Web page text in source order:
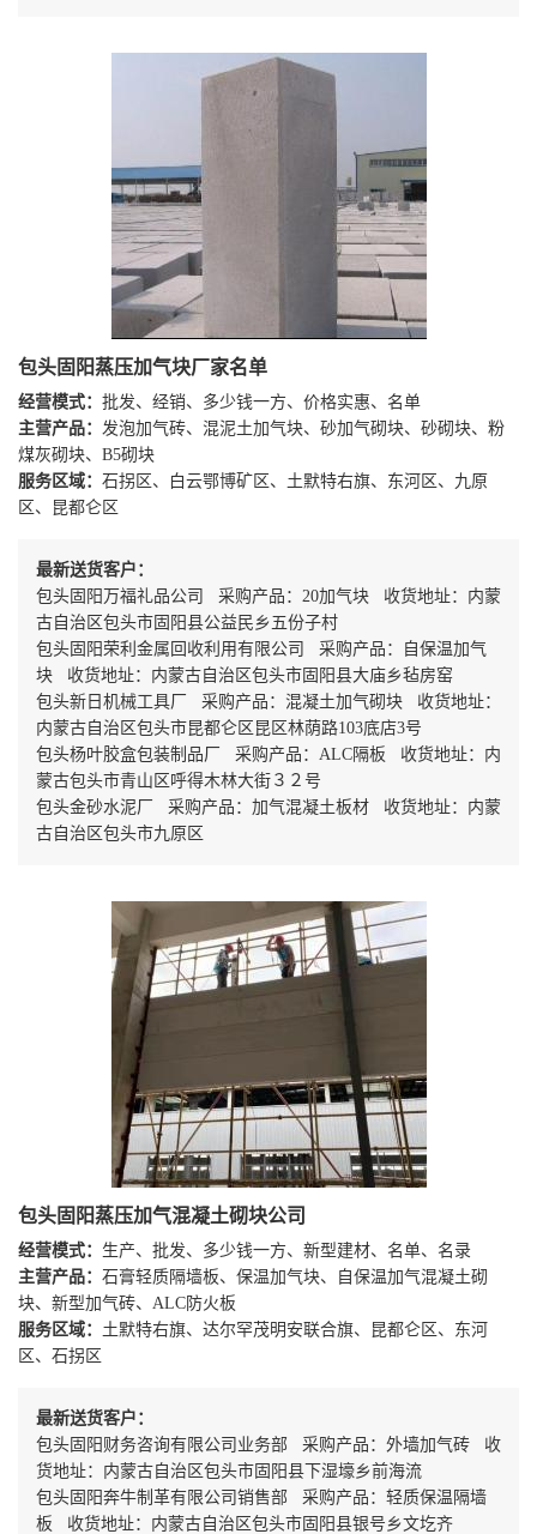
包头固阳蒸压加气块厂家名单
经营模式： 批发、经销、多少钱一方、价格实惠、名单
主营产品： 发泡加气砖、混泥土加气块、砂加气砌块、砂砌块、粉
煤灰砌块、B5砌块
服务区域： 石拐区、白云鄂博矿区、土默特右旗、东河区、九原
区、昆都仑区
最新送货客户：
包头固阳万福礼品公司 采购产品：20加气块 收货地址：内蒙
古自治区包头市固阳县公益民乡五份子村
包头固阳荣利金属回收利用有限公司 采购产品：自保温加气
块 收货地址：内蒙古自治区包头市固阳县大庙乡毡房窑
包头新日机械工具厂 采购产品：混凝土加气砌块 收货地址：
内蒙古自治区包头市昆都仑区昆区林荫路103底店3号
包头杨叶胶盒包装制品厂 采购产品：ALC隔板 收货地址：内
蒙古包头市青山区呼得木林大街３２号
包头金砂水泥厂 采购产品：加气混凝土板材 收货地址：内蒙
古自治区包头市九原区
包头固阳蒸压加气混凝土砌块公司
经营模式： 生产、批发、多少钱一方、新型建材、名单、名录
主营产品： 石膏轻质隔墙板、保温加气块、自保温加气混凝土砌
块、新型加气砖、ALC防火板
服务区域： 土默特右旗、达尔罕茂明安联合旗、昆都仑区、东河
区、石拐区
最新送货客户：
包头固阳财务咨询有限公司业务部 采购产品：外墙加气砖 收
货地址：内蒙古自治区包头市固阳县下湿壕乡前海流
包头固阳奔牛制革有限公司销售部 采购产品：轻质保温隔墙
板 收货地址：内蒙古自治区包头市固阳县银号乡文圪齐